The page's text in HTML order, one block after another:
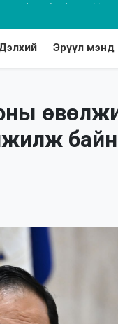
Эрүүл мэнд